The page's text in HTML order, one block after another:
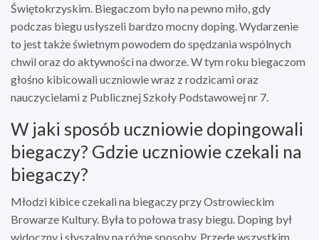
Świętokrzyskim. Biegaczom było na pewno miło, gdy
podczas biegu usłyszeli bardzo mocny doping. Wydarzenie
to jest także świetnym powodem do spędzania wspólnych
chwil oraz do aktywności na dworze. W tym roku biegaczom
głośno kibicowali uczniowie wraz z rodzicami oraz
nauczycielami z Publicznej Szkoły Podstawowej nr 7.
W jaki sposób uczniowie dopingowali
biegaczy? Gdzie uczniowie czekali na
biegaczy?
Młodzi kibice czekali na biegaczy przy Ostrowieckim
Browarze Kultury. Była to połowa trasy biegu. Doping był
widoczny i słyszalny na różne sposoby. Przede wszystkim